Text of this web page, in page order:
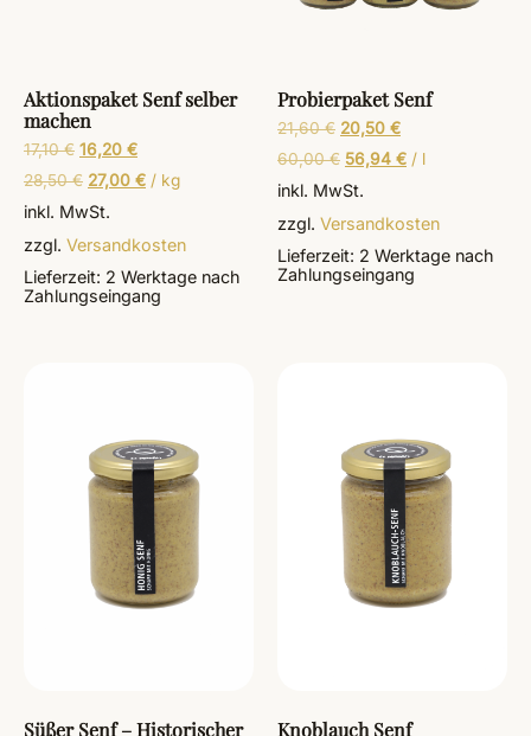
Aktionspaket Senf selber
machen
17,10€ 16,20 €
28,50€ 27,00 € / kg
inkl. MwSt.
zzgl. Versandkosten
Lieferzeit: 2 Werktage nach
Zahlungseingang
Probierpaket Senf
21,60€ 20,50 €
60,00€ 56,94 € / l
inkl. MwSt.
zzgl. Versandkosten
Lieferzeit: 2 Werktage nach
Zahlungseingang
Süßer Senf – Historischer
Knoblauch Senf